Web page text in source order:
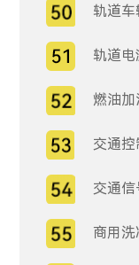
轨道车
轨道电
燃油加
交通控
交通信
商用洗